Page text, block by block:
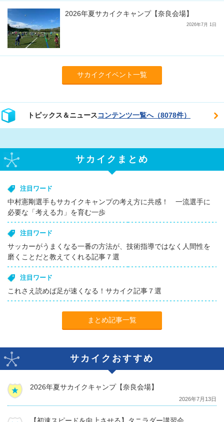
2026年夏サカイクキャンプ【奈良会場】
2026年7月 1日
サカイクイベント一覧
トピックス＆ニュースコンテンツ一覧へ（8078件）
サカイクまとめ
注目ワード
中村憲剛選手もサカイクキャンプの考え方に共感！ 一流選手に
必要な「考える力」を育む一歩
注目ワード
サッカーがうまくなる一番の方法が、技術指導ではなく人間性を
磨くことだと教えてくれる記事７選
注目ワード
これさえ読めば足が速くなる！サカイク記事７選
まとめ記事一覧
サカイクおすすめ
2026年夏サカイクキャンプ【奈良会場】
2026年7月13日
【初速スピードを向上させる】タニラダー講習会